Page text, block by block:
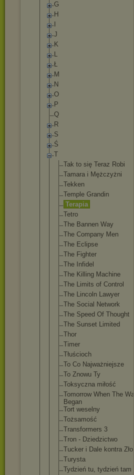
G
H
J
K
L
Ł
M
N
O
P
Q
R
S
Ś
T
Tak to się Teraz Robi
Tamara i Mężczyżni
Tekken
Temple Grandin
Terapia
Tetro
The Bannen Way
The Company Men
The Eclipse
The Fighter
The Infidel
The Killing Machine
The Limits of Control
The Lincoln Lawyer
The Social Network
The Speed Of Thought
The Sunset Limited
Thor
Timer
Tłuścioch
To Co Najważniejsze
To Znowu Ty
Toksyczna miłość
Tomorrow When The War
Began
Tort weselny
Tożsamość
Transformers 3
Tron - Dziedzictwo
Tucker i Dale kontra Zło
Turysta
Tydzień tu, tydzień tam